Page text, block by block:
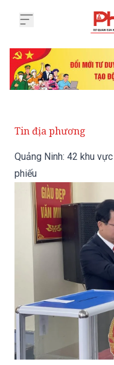
Tin địa phương
Quảng Ninh: 42 khu
phiếu